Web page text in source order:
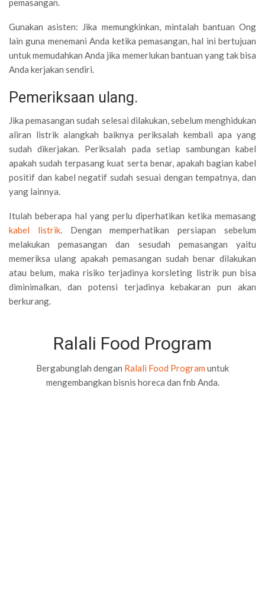
pemasangan.
Gunakan asisten: Jika memungkinkan, mintalah bantuan Ong
lain guna menemani Anda ketika pemasangan, hal ini bertujuan
untuk memudahkan Anda jika memerlukan bantuan yang tak bisa
Anda kerjakan sendiri.
Pemeriksaan ulang.
Jika pemasangan sudah selesai dilakukan, sebelum menghidukan
aliran listrik alangkah baiknya periksalah kembali apa yang
sudah dikerjakan. Periksalah pada setiap sambungan kabel
apakah sudah terpasang kuat serta benar, apakah bagian kabel
positif dan kabel negatif sudah sesuai dengan tempatnya, dan
yang lainnya.
Itulah beberapa hal yang perlu diperhatikan ketika memasang
kabel listrik. Dengan memperhatikan persiapan sebelum
melakukan pemasangan dan sesudah pemasangan yaitu
memeriksa ulang apakah pemasangan sudah benar dilakukan
atau belum, maka risiko terjadinya korsleting listrik pun bisa
diminimalkan, dan potensi terjadinya kebakaran pun akan
berkurang.
Ralali Food Program
Bergabunglah dengan Ralali Food Program untuk
mengembangkan bisnis horeca dan fnb Anda.